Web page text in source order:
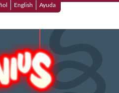
English Ayuda